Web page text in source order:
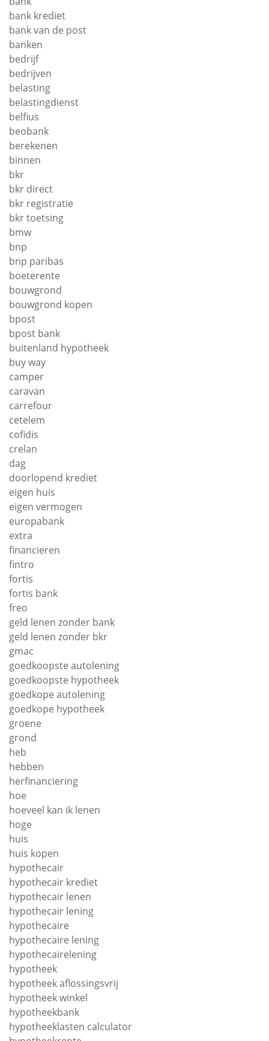
bank krediet
bank van de post
banken
bedrijf
bedrijven
belasting
belastingdienst
belfius
beobank
berekenen
binnen
bkr
bkr direct
bkr registratie
bkr toetsing
bmw
bnp
bnp paribas
boeterente
bouwgrond
bouwgrond kopen
bpost
bpost bank
buitenland hypotheek
buy way
camper
caravan
carrefour
cetelem
cofidis
crelan
dag
doorlopend krediet
eigen huis
eigen vermogen
europabank
extra
financieren
fintro
fortis
fortis bank
freo
geld lenen zonder bank
geld lenen zonder bkr
gmac
goedkoopste autolening
goedkoopste hypotheek
goedkope autolening
goedkope hypotheek
groene
grond
heb
hebben
herfinanciering
hoe
hoeveel kan ik lenen
hoge
huis
huis kopen
hypothecair
hypothecair krediet
hypothecair lenen
hypothecair lening
hypothecaire
hypothecaire lening
hypothecairelening
hypotheek
hypotheek aflossingsvrij
hypotheek winkel
hypotheekbank
hypotheeklasten calculator